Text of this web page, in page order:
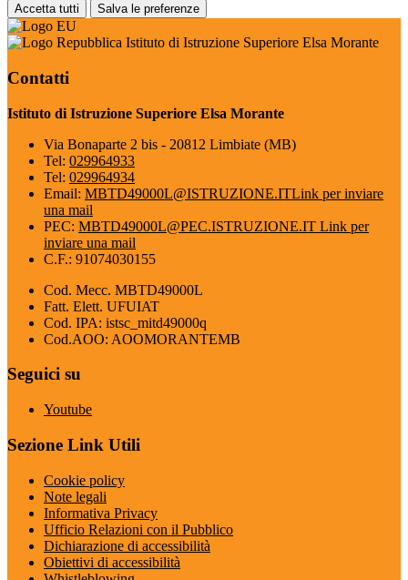
Accetta tutti Salva le preferenze
Istituto di Istruzione Superiore Elsa Morante
Contatti
Istituto di Istruzione Superiore Elsa Morante
Via Bonaparte 2 bis - 20812 Limbiate (MB)
Tel: 029964933
Tel: 029964934
Email: MBTD49000L@ISTRUZIONE.ITLink per inviare
una mail
PEC: MBTD49000L@PEC.ISTRUZIONE.IT Link per
inviare una mail
C.F.: 91074030155
Cod. Mecc. MBTD49000L
Fatt. Elett. UFUIAT
Cod. IPA: istsc_mitd49000q
Cod.AOO: AOOMORANTEMB
Seguici su
Youtube
Sezione Link Utili
Cookie policy
Note legali
Informativa Privacy
Ufficio Relazioni con il Pubblico
Dichiarazione di accessibilità
Obiettivi di accessibilità